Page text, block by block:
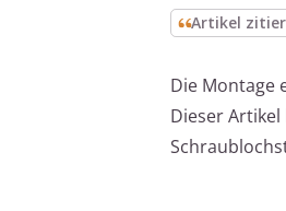
Artikel
Die Montage
Dieser